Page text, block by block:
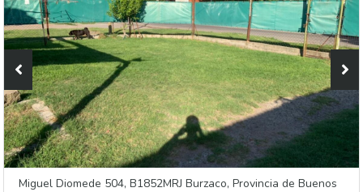
Miguel Diomede 504, B1852MRJ Burzaco, Provincia de Buenos